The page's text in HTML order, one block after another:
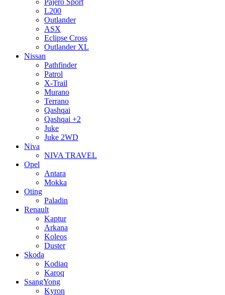
L200
Outlander
ASX
Eclipse Cross
Outlander XL
Nissan
Pathfinder
Patrol
X-Trail
Murano
Terrano
Qashqai
Qashqai +2
Juke
Juke 2WD
Niva
NIVA TRAVEL
Opel
Antara
Mokka
Oting
Paladin
Renault
Kaptur
Arkana
Koleos
Duster
Skoda
Kodiaq
Karoq
SsangYong
Kyron